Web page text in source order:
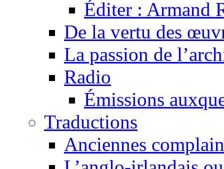
Éditer : Armand
De la vertu des
La passion de
Radio
Émissions
Traductions
Anciennes